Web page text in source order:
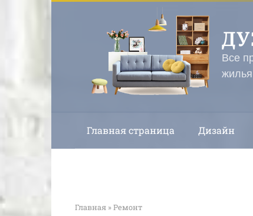
Все
Главная страница Дизайн
Главная »Ремонт